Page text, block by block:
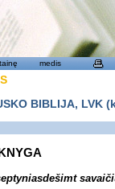
medis
BIBLIJA,